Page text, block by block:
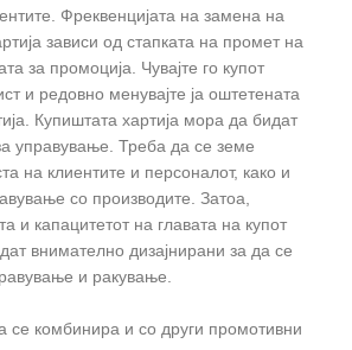
Фреквенцијата на замена на
зависи од стапката на промет на
за промоција. Чувајте го купот
и редовно менувајте ја оштетената
Купиштата хартија мора да бидат
управување. Треба да се земе
на клиентите и персоналот, како и
со производите. Затоа,
и капацитетот на главата на купот
внимателно дизајнирани за да се
и ракување.
се комбинира и со други промотивни